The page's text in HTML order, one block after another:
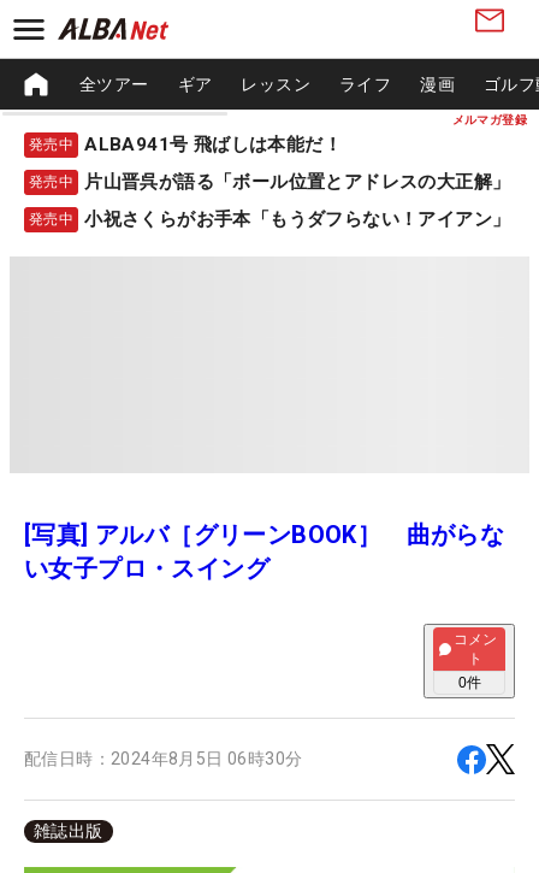
メルマガ登録
全ツアー ギア レッスン ライフ 漫画 ゴル
発売中 ALBA941号 飛ばしは本能だ！
発売中 片山晋呉が語る「ボール位置とアドレスの大正解」
発売中 小祝さくらがお手本「もうダフらない！アイアン」
[写真] アルバ［グリーンBOOK］ 曲がらな
い女子プロ・スイング
コメン
ト
0件
配信日時： 2024年8月5日 06時30分
雑誌出版